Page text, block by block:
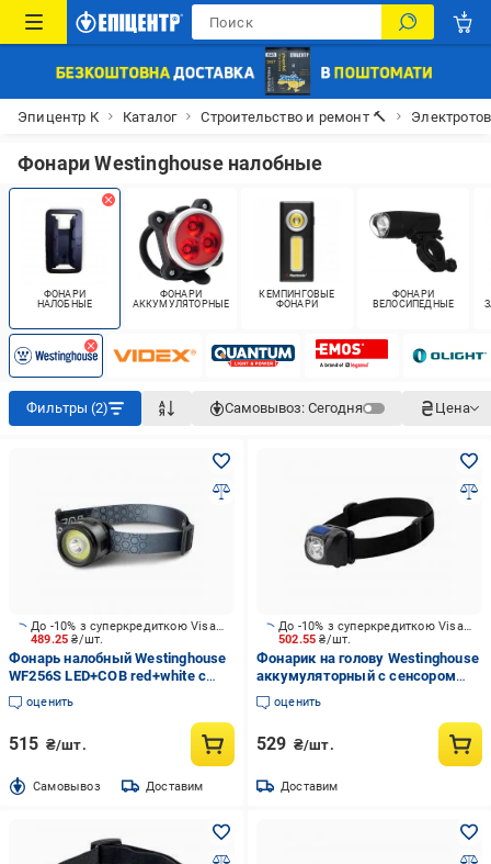
Эпицентр К Каталог Строительство и ремонт 🔨
Фонари Westinghouse налобные
ФОНАРИ
НАЛОБНЫЕ
ФОНАРИ
АККУМУЛЯТОРНЫЕ
КЕМПИНГОВЫЕ
ФОНАРИ
ФОНАРИ
ВЕЛОСИПЕДНЫЕ
Фильтры (2) Самовывоз: Сегодня Цена
489.25₴/шт.
До -10% з суперкредиткою Visa Вигода
Фонарь налобный Westinghouse
WF256S LED+COB red+white с
Type-C 280 Lm черный WF256S
оценить
515 ₴/шт.
Cамовывоз Доставим
502.55₴/шт.
До -10% з суперкредиткою Visa Вигода
Фонарик на голову Westinghouse
аккумуляторный с сенсором
WF71
оценить
529 ₴/шт.
Доставим